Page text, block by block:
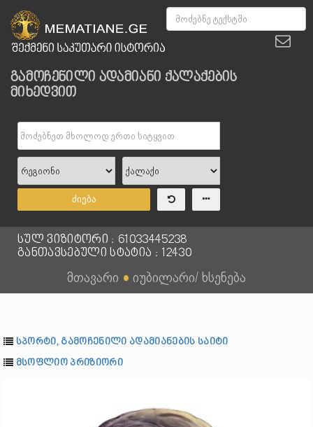
გამოჩენილი ადამიანი ქალაქების
მიხედვით
ძიება
სულ ვიზიტორი : 61033445238
განთავსებული სტატია : 12430
მთავარი ● იუბილარი/ ხსენება
სპორტი, გამოჩენილი ადამიანების საიტი
მსოფლიო პრიზიორი